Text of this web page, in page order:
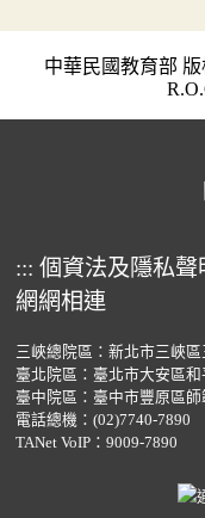
中華民國教育部 版
::: 個資法及隱私聲
網網相連
三峽總院區：新北市三峽
臺北院區：臺北市大安區
臺中院區：臺中市豐原區師
電話總機： (02)7740-7890
TANet VoIP：9009-7890